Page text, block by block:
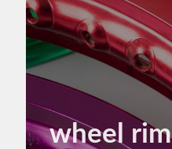
wheel rim